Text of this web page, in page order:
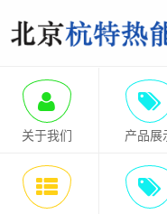
关于我们 产品展